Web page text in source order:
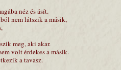
néz és ásít.
nem látszik a másik,
meg, aki akar.
volt érdekes a másik.
a tavasz.